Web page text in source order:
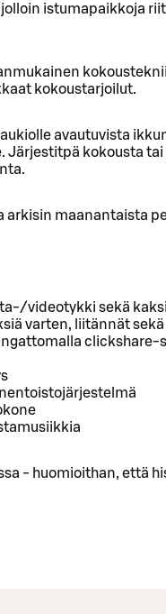
istumapaikkoja
kokoustarjoilut.
avautuvista
Järjestitpä kokousta tai
arkisin maanantaista
videotykki sekä
varten, liitännät
clickshare-
- huomioithan, että